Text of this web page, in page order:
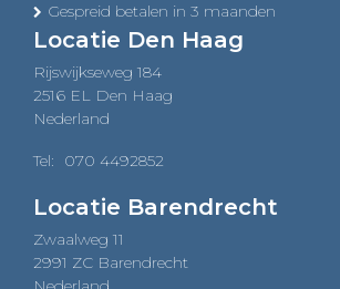
Gespreid betalen in 3 maanden
Locatie Den Haag
Rijswijkseweg 184
2516 EL Den Haag
Nederland
Tel: 070 4492852
Locatie Barendrecht
Zwaalweg 11
2991 ZC Barendrecht